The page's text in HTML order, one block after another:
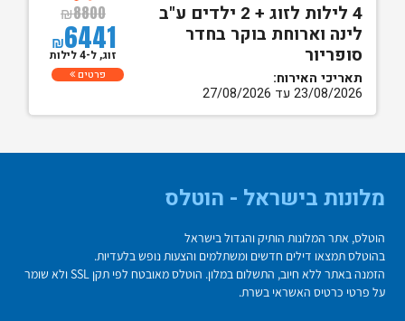
4 לילות לזוג + 2 ילדים ע"ב
לינה וארוחת בוקר בחדר
סופריור
תאריכי האירוח:
23/08/2026 עד 27/08/2026
₪8800
₪6441
זוג, ל-4 לילות
פרטים
מלונות בישראל - הוטלס
הוטלס, אתר המלונות הותיק והגדול בישראל
בהוטלס תמצאו דילים חדשים ומשתלמים והצעות נופש בלעדיות.
הזמנה באתר ללא חיוב, התשלום במלון. הוטלס מאובטח לפי תקן SSL ולא שומר
על פרטי כרטיס האשראי בשרת.